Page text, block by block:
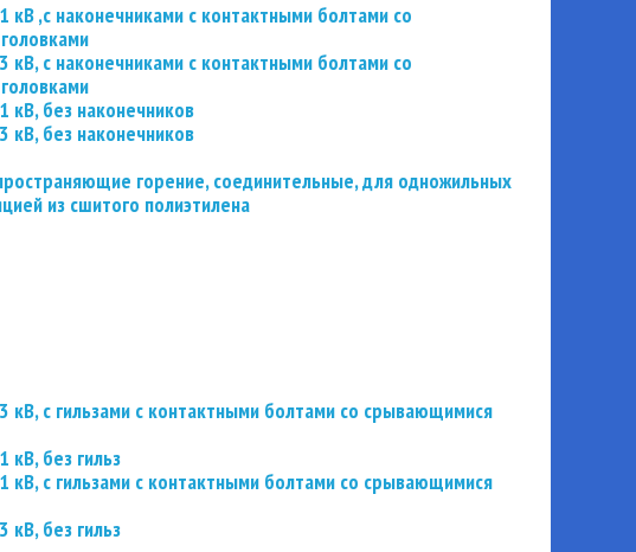
кВ ,с наконечниками с контактными болтами со
кВ, с наконечниками с контактными болтами со
кВ, без наконечников
кВ, без наконечников
горение, соединительные, для одножильных
из сшитого полиэтилена
кВ, с гильзами с контактными болтами со срывающимися
кВ, без гильз
кВ, с гильзами с контактными болтами со срывающимися
кВ, без гильз